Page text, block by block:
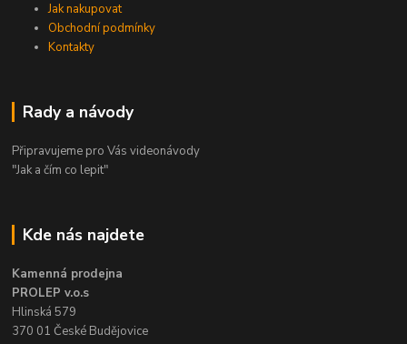
Jak nakupovat
Obchodní podmínky
Kontakty
Rady a návody
Připravujeme pro Vás videonávody
"Jak a čím co lepit"
Kde nás najdete
Kamenná prodejna
PROLEP v.o.s
Hlinská 579
370 01 České Budějovice